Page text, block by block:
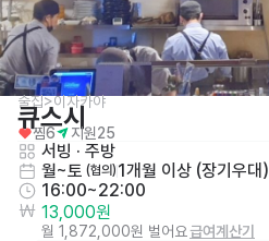
술집>이자카야
큐스시
찜6 지원25
서빙 · 주방
월~토 (협의) 1개월 이상 (장기우대)
16:00~22:00
13,000원
월 1,872,000원 벌어요급여계산기